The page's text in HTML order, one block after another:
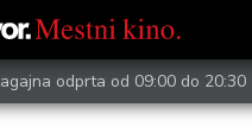
odprta od 09:00 do 20:30